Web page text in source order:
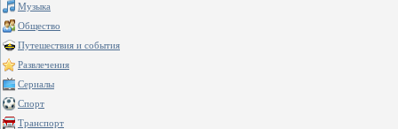
Музыка
Общество
Путешествия и события
Развлечения
Сериалы
Спорт
Транспорт